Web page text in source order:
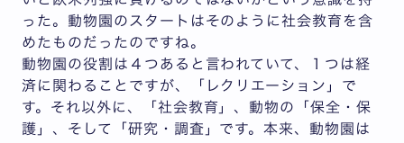
った。動物園のスタートはそのように社会教育を含
めたものだったのですね。
動物園の役割は４つあると言われていて、１つは経
済に関わることですが、「レクリエーション」で
す。それ以外に、「社会教育」、動物の「保全・保
護」、そして「研究・調査」です。本来、動物園は